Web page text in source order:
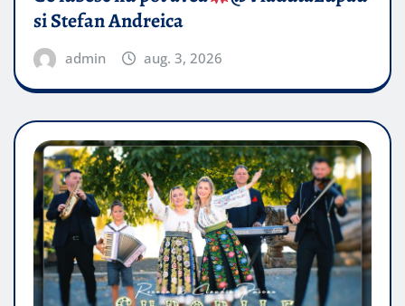
si Stefan Andreica
admin aug. 3, 2026